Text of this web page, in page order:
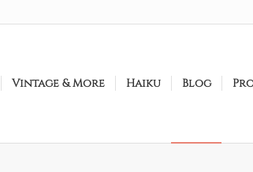
Vintage & More Haiku Blog